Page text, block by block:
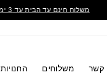
משלוח חינם עד הבית עד 3 ימי עסקים בהזמנות מעל 350 ש״ח
החנויות משלוחים קשר